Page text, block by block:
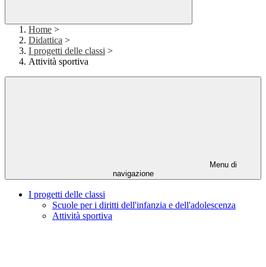
Home >
Didattica >
I progetti delle classi >
Attività sportiva
Menu di
navigazione
I progetti delle classi
Scuole per i diritti dell'infanzia e dell'adolescenza
Attività sportiva